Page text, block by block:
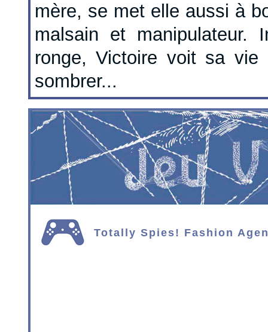
mère, se met elle aussi à
malsain et
ronge, Victoire voit sa vie
sombrer...
Totally Spies! Fashion